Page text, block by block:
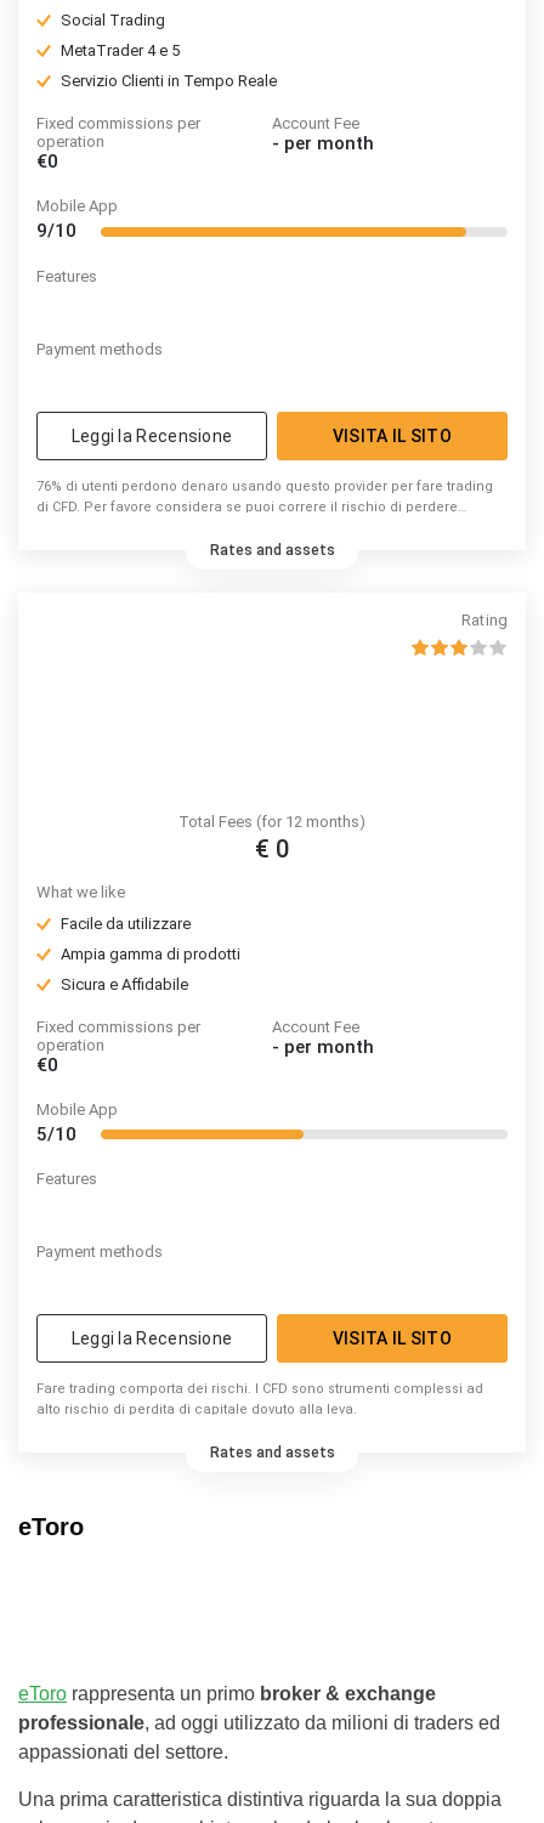
Social Trading
MetaTrader 4 e 5
Servizio Clienti in Tempo Reale
Fixed commissions per
operation
€0
Account Fee
- per month
Mobile App
9/10
Features
Payment methods
Leggi la Recensione VISITA IL SITO
76% di utenti perdono denaro usando questo provider per fare trading
di CFD. Per favore considera se puoi correre il rischio di perdere
Rates and assets
Rating
Total Fees (for 12 months)
€ 0
What we like
Facile da utilizzare
Ampia gamma di prodotti
Sicura e Affidabile
Fixed commissions per
operation
€0
Account Fee
- per month
Mobile App
5/10
Features
Payment methods
Leggi la Recensione VISITA IL SITO
Fare trading comporta dei rischi. I CFD sono strumenti complessi ad
alto rischio di perdita di capitale dovuto alla leva.
Rates and assets
eToro
eToro rappresenta un primo broker & exchange
professionale, ad oggi utilizzato da milioni di traders ed
appassionati del settore.
Una prima caratteristica distintiva riguarda la sua doppia